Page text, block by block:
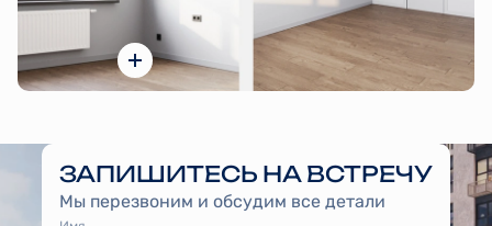
ЗАПИШИТЕСЬ НА ВСТРЕЧУ
Мы перезвоним и обсудим все детали